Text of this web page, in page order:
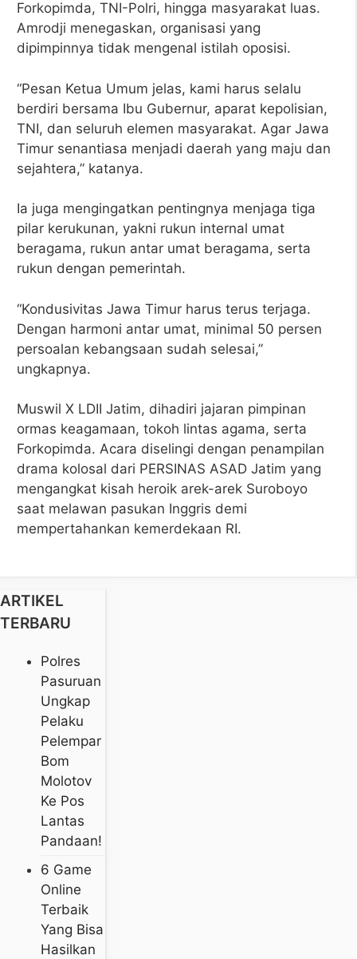
Forkopimda, TNI-Polri, hingga masyarakat luas.
Amrodji menegaskan, organisasi yang
dipimpinnya tidak mengenal istilah oposisi.
“Pesan Ketua Umum jelas, kami harus selalu
berdiri bersama Ibu Gubernur, aparat kepolisian,
TNI, dan seluruh elemen masyarakat. Agar Jawa
Timur senantiasa menjadi daerah yang maju dan
sejahtera,” katanya.
Ia juga mengingatkan pentingnya menjaga tiga
pilar kerukunan, yakni rukun internal umat
beragama, rukun antar umat beragama, serta
rukun dengan pemerintah.
“Kondusivitas Jawa Timur harus terus terjaga.
Dengan harmoni antar umat, minimal 50 persen
persoalan kebangsaan sudah selesai,”
ungkapnya.
Muswil X LDII Jatim, dihadiri jajaran pimpinan
ormas keagamaan, tokoh lintas agama, serta
Forkopimda. Acara diselingi dengan penampilan
drama kolosal dari PERSINAS ASAD Jatim yang
mengangkat kisah heroik arek-arek Suroboyo
saat melawan pasukan Inggris demi
mempertahankan kemerdekaan RI.
ARTIKEL
TERBARU
Polres
Pasuruan
Ungkap
Pelaku
Pelempar
Bom
Molotov
Ke Pos
Lantas
Pandaan!
6 Game
Online
Terbaik
Yang Bisa
Hasilkan